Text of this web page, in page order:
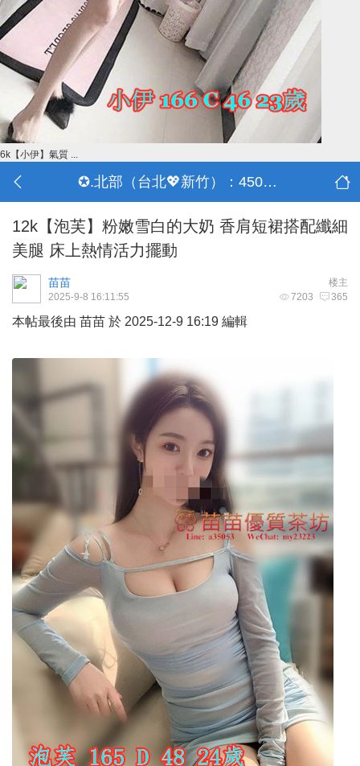
6k【小伊】氣質 ...
✪.北部（台北💖新竹）：4500-50000
12k【泡芙】粉嫩雪白的大奶 香肩短裙搭配纖細
美腿 床上熱情活力擺動
楼主
苗苗
7203 365
2025-9-8 16:11:55
本帖最後由 苗苗 於 2025-12-9 16:19 編輯